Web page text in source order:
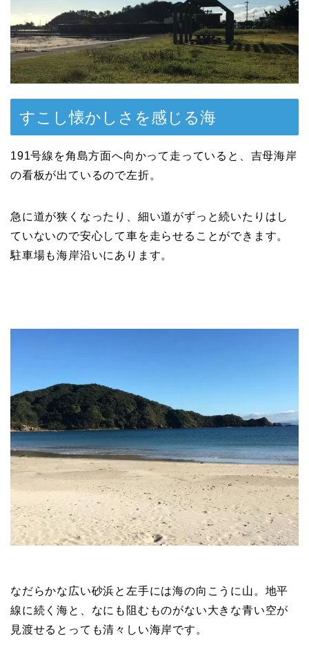
すこし懐かしさを感じる海
191号線を角島方面へ向かって走っていると、吉母海岸
の看板が出ているので左折。
急に道が狭くなったり、細い道がずっと続いたりはし
ていないので安心して車を走らせることができます。
駐車場も海岸沿いにあります。
なだらかな広い砂浜と左手には海の向こうに山。地平
線に続く海と、なにも阻むものがない大きな青い空が
見渡せるとっても清々しい海岸です。